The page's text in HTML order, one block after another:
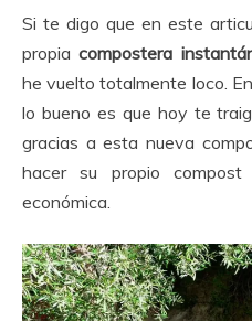
febrero,
2021
Si te digo que en este
propiacompostera
he vuelto totalmente loco.
lo bueno es que hoy te
gracias a esta nueva
hacer su propio
económica.